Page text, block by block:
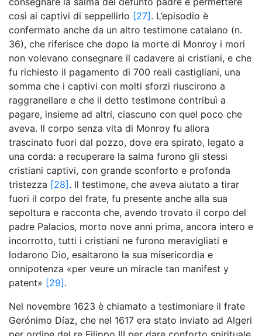
così ai captivi di seppellirlo [27] . L’episodio è
confermato anche da un altro testimone catalano (n.
36), che riferisce che dopo la morte di Monroy i mori
non volevano consegnare il cadavere ai cristiani, e che
fu richiesto il pagamento di 700 reali castigliani, una
somma che i captivi con molti sforzi riuscirono a
raggranellare e che il detto testimone contribuì a
pagare, insieme ad altri, ciascuno con quel poco che
aveva. Il corpo senza vita di Monroy fu allora
trascinato fuori dal pozzo, dove era spirato, legato a
una corda: a recuperare la salma furono gli stessi
cristiani captivi, con grande sconforto e profonda
tristezza [28] . Il testimone, che aveva aiutato a tirar
fuori il corpo del frate, fu presente anche alla sua
sepoltura e racconta che, avendo trovato il corpo del
padre Palacios, morto nove anni prima, ancora intero e
incorrotto, tutti i cristiani ne furono meravigliati e
lodarono Dio, esaltarono la sua misericordia e
onnipotenza «per veure un miracle tan manifest y
patent» [29] .
Nel novembre 1623 è chiamato a testimoniare il frate
Gerónimo Díaz, che nel 1617 era stato inviato ad Algeri